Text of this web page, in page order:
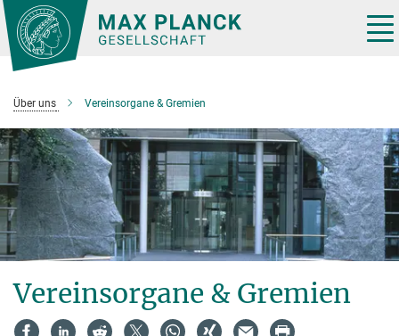
Hauptinhalt
Über uns Vereinsorgane & Gremien
Vereinsorgane & Gremien